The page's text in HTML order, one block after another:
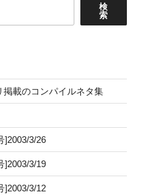
検
索
掲載のコンパイルネタ集
]2003/3/26
]2003/3/19
]2003/3/12